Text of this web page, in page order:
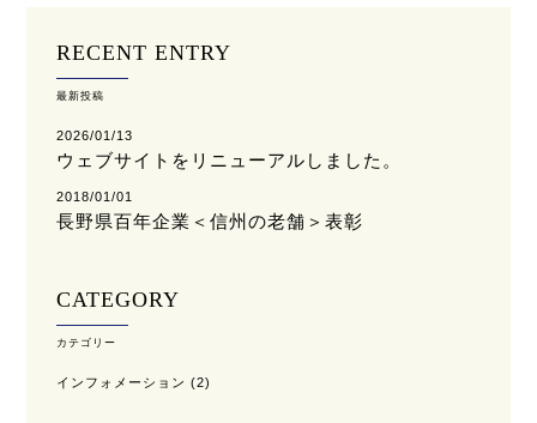
RECENT ENTRY
最新投稿
2026/01/13
ウェブサイトをリニューアルしました。
2018/01/01
長野県百年企業＜信州の老舗＞表彰
CATEGORY
カテゴリー
インフォメーション (2)